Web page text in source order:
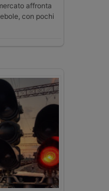
affronta
con pochi